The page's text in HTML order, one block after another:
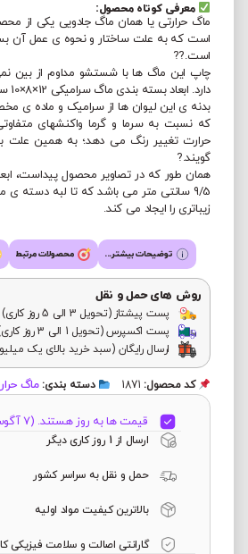
معرفی کوتاه محصول:
ماگ حرارتی یا همان ماگ جادویی یکی از
است که به علت ساختار و نحوه ی عمل آن
است.??
چاپ این ماگ ها با شستشو مداوم از بین
دارد. ابعاد بسته بندی ماگ سرامیکی 12×8×10 سانتیمتر می باشد.
بدنه ی این لیوان ها از سرامیک و ماده
که نسبت به سرما و گرما واکنشهای
حرارت تغییر رنگ می دهد؛ به همین علت
گویند.?
9/5 سانتی متر می باشد که تا لبه دسته ی
زیباتری را ایجاد می کند.
توضیحات بیشتر... محصولات مرتبط
روش های حمل و نقل
پست پیشتاز (تحویل 3 الی 5 روز کاری)
پست اکسپرس (تحویل 1 الی 3 روز کاری)
ارسال رایگان (سبد خرید بالای یک
کد محصول: 1871 دسته بندی: ماگ
قیمت ها به روز هستند. (7 آگوست)
ارسال از 1 روز کاری دیگر
حمل و نقل به سراسر کشور
بالاترین کیفیت مواد اولیه
گارانتی اصالت و سلامت فیزیکی